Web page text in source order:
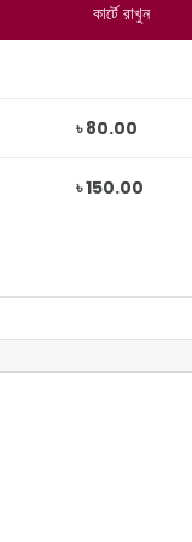
কার্টে রাখুন
৳ 80.00
৳ 150.00